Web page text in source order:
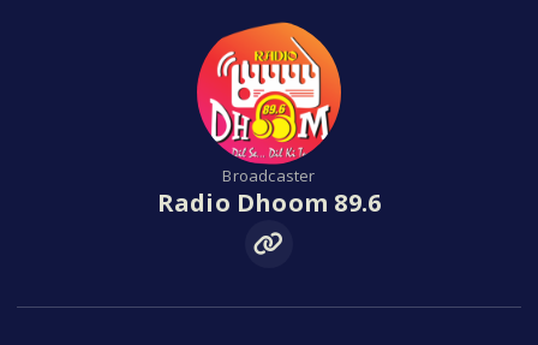
Broadcaster
Radio Dhoom 89.6